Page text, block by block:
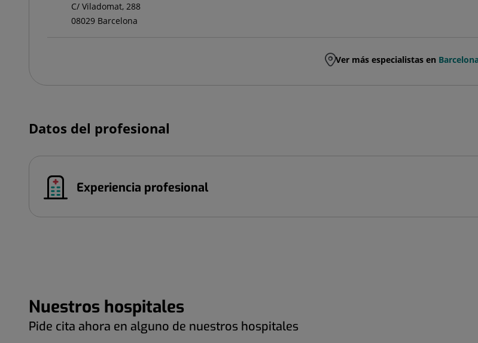
C/ Viladomat, 288
08029 Barcelona
Ver más especialistas en
Datos del profesional
Experiencia profesional
Nuestros hospitales
Pide cita ahora en alguno de nuestros hospitales